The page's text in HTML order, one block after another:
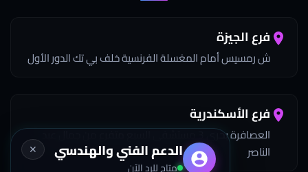
فرع الجيزة
ش رمسيس أمام المغسلة الفرنسية خلف بي تك الدور الأول
فرع الأسكندرية
العصافرة بحري 3 مستشفى السبع متفرع من جمال عبد
الناصر
✕ الدعم الفني والهندسي
متاح للرد الآن